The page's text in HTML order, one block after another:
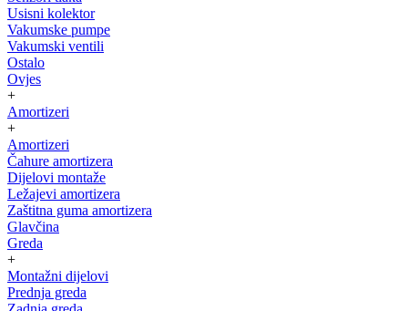
Usisni kolektor
Vakumske pumpe
Vakumski ventili
Ostalo
Ovjes
+
Amortizeri
+
Amortizeri
Čahure amortizera
Dijelovi montaže
Ležajevi amortizera
Zaštitna guma amortizera
Glavčina
Greda
+
Montažni dijelovi
Prednja greda